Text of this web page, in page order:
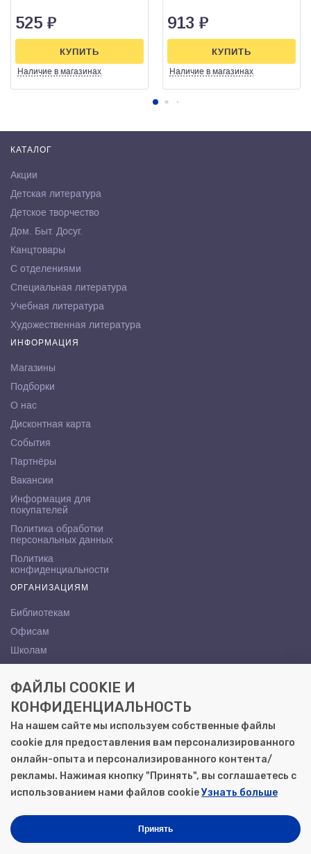
525 ₽
Наличие в магазинах
КУПИТЬ
913 ₽
Наличие в магазинах
КУПИТЬ
КАТАЛОГ
Акции
Детская литература
Детское творчество
Дом. Быт. Досуг.
Канцтовары
С отделениями
Специальная литература
Учебная литература
Художественная литература
ИНФОРМАЦИЯ
Магазины
Подборки
О нас
Дисконтная карта
События
Партнёры
Вакансии
Информация для
покупателей
Политика обработки
персональных данных
Политика
конфиденциальности
ОРГАНИЗАЦИЯМ
Библиотекам
Офисам
Школам
КОНТАКТЫ
Саратов, ул. Осипова, 10А
+7 (8452) 72-65-65
gemera@moya-kniga.ru
Моя книга | Сеть книжных магазинов в Саратове
ФАЙЛЫ COOKIE И
КОНФИДЕНЦИАЛЬНОСТЬ
На нашем сайте мы используем собственные файлы
cookie для предоставления вам персонализированного
онлайн-опыта и персонализированного контента/
рекламы. Нажимая кнопку "Принять", вы соглашаетесь с
использованием нами файлов cookieУзнать больше
Принять